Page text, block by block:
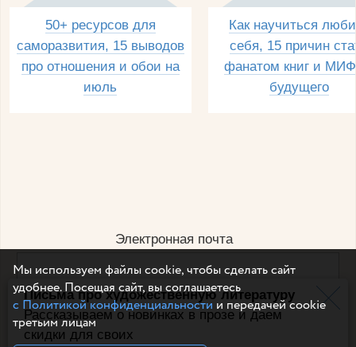
Письма про художественную литературу
Рассказываем о новинках в прозе и даем
скидки для своих
50+ ресурсов для
саморазвития, 15 выводов
про отношения и обои на
июль
Как научиться
себя, 15 причин
фанатом книг и
будущего
Электронная почта
Например, dulsineya@gmail.com
Без спама и смс
Мы используем файлы cookie, чтобы сделать сайт
удобнее. Посещая сайт, вы соглашаетесь
с Политикой конфиденциальностии передачей cookie
третьим лицам